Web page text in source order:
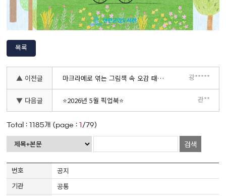
목록
▲ 이전글 마크라메로 엮는 그림책 속 오감 태교 모집 안내(광혜원도서관 북스타트 오감발달) 광*****
▼ 다음글 ⭐2026년 5월 픽업북⭐ 관**
Total :1185개 (page :1 /79)
검색
공지
공통